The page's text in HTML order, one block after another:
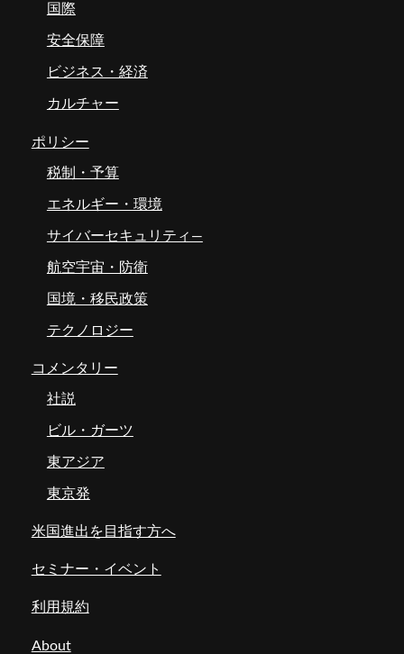
国際
安全保障
ビジネス・経済
カルチャー
ポリシー
税制・予算
エネルギー・環境
サイバーセキュリティ―
航空宇宙・防衛
国境・移民政策
テクノロジー
コメンタリー
社説
ビル・ガーツ
東アジア
東京発
米国進出を目指す方へ
セミナー・イベント
利用規約
About